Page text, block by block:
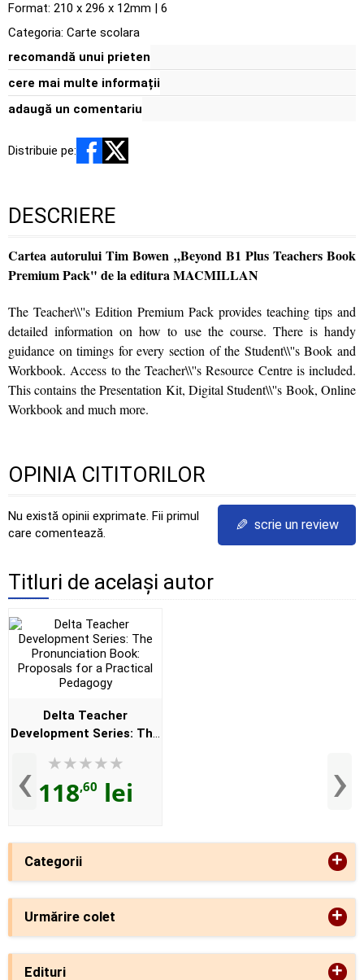
Categorii +
Urmărire colet +
Edituri +
Format: 210 x 296 x 12mm | 6
Categoria: Carte scolara
recomandă unui prieten
cere mai multe informații
adaugă un comentariu
Distribuie pe:
DESCRIERE
Cartea autorului Tim Bowen „Beyond B1 Plus Teachers Book
Premium Pack" de la editura MACMILLAN
The Teacher\\''s Edition Premium Pack provides teaching tips and
detailed information on how to use the course. There is handy
guidance on timings for every section of the Student\\''s Book and
Workbook. Access to the Teacher\\''s Resource Centre is included.
This contains the Presentation Kit, Digital Student\\''s Book, Online
Workbook and much more.
OPINIA CITITORILOR
Nu există opinii exprimate. Fii primul
care comentează.
✎ scrie un review
Titluri de același autor
‹
Delta Teacher
Development Series: The
Proposals for a Practical
Pedagogy
118,60 lei ›